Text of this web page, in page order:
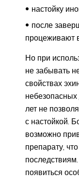
настойку
после
процеживают
Но при
не забывать
свойствах
небезопасных
лет не
с настойкой.
возможно
препарату,
появиться